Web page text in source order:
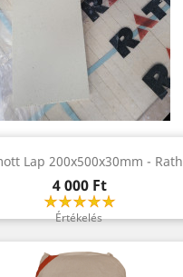
Lap 200x500x30mm - Rath
Ár
4 000 Ft
Értékelés